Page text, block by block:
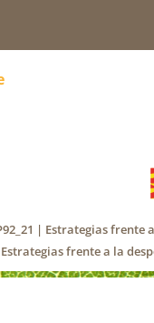
| Estrategias
| Estrategias frente a la